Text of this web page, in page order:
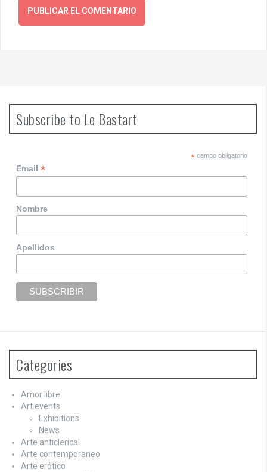
Subscribe to Le Bastart
*campo obligatorio
Email*
Nombre
Apellidos
Categories
Amor libre
Art events
Exhibitions
News
Arte anticlerical
Arte contemporaneo
Arte erótico